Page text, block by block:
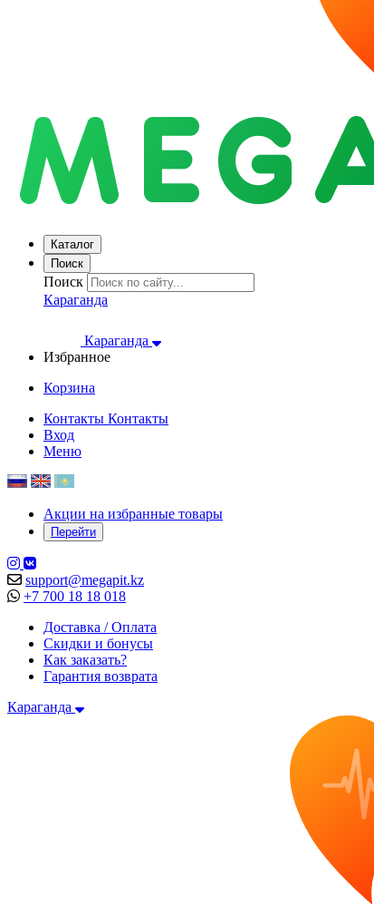
Каталог
Поиск
Поиск
Караганда
Караганда
Избранное
Корзина
Контакты Контакты
Вход
Меню
Акции на избранные товары
Перейти
support@megapit.kz
+7 700 18 18 018
Доставка / Оплата
Скидки и бонусы
Как заказать?
Гарантия возврата
Караганда